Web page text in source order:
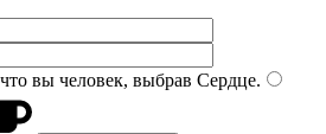
вы человек, выбрав Сердце.